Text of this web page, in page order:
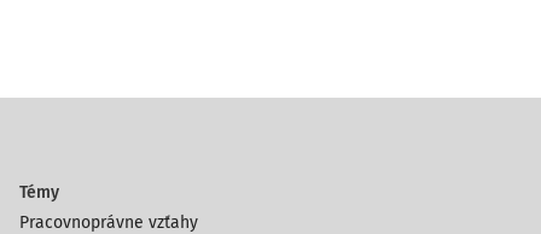
Témy
Pracovnoprávne vzťahy